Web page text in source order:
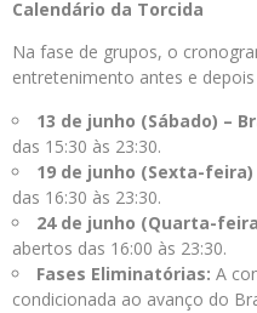
Calendário da Torcida
Na fase de grupos, o
entretenimento antes e
13 de junho (Sábado) –
das 15:30 às 23:30.
19 de junho (Sexta-
das 16:30 às 23:30.
24 de junho (Quarta-
abertos das 16:00 às 23:30.
Fases Eliminatórias: A
condicionada ao avanço do